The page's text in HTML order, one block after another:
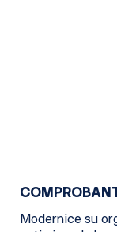
Modernice su